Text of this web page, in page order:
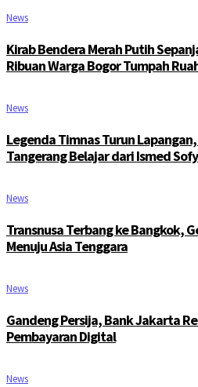
News
Kirab Bendera Merah Putih
Ribuan Warga Bogor Tumpah
News
Legenda Timnas Turun
Tangerang Belajar dari Ismed
News
Transnusa Terbang ke Bangkok,
Menuju Asia Tenggara
News
Gandeng Persija, Bank Jakarta
Pembayaran Digital
News